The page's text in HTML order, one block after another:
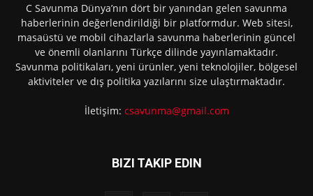
C Savunma Dünya’nın dört bir yanından gelen savunma
haberlerinin değerlendirildiği bir platformdur. Web sitesi,
masaüstü ve mobil cihazlarla savunma haberlerinin güncel
ve önemli olanlarını Türkçe dilinde yayınlamaktadır.
Savunma politikaları, yeni ürünler, yeni teknolojiler, bölgesel
aktiviteler ve dış politika yazılarını size ulaştırmaktadır.
İletişim: csavunma@gmail.com
BIZI TAKIP EDIN